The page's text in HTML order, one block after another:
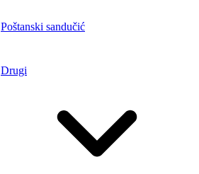
Poštanski sandučić
Drugi